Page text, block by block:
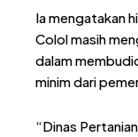
Ia mengatakan
Colol masih
dalam
minim dari
“Dinas